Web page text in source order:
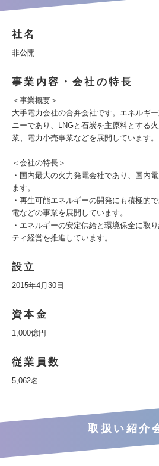
社名
非公開
事業内容・会社の特長
＜事業概要＞
大手電力会社の合弁会社です。エネルギ
ニーであり、LNGと石炭を主原料とする
業、電力小売事業などを展開しています。
＜会社の特長＞
・国内最大の火力発電会社であり、国内
ます。
・再生可能エネルギーの開発にも積極的
電などの事業を展開しています。
・エネルギーの安定供給と環境保全に取
ティ経営を推進しています。
設立
2015年4月30日
資本金
1,000億円
従業員数
5,062名
取扱い紹介